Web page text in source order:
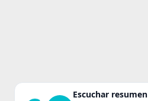
Escuchar resumen